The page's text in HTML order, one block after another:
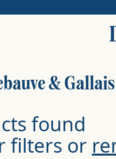
& Gallais
found
filters or